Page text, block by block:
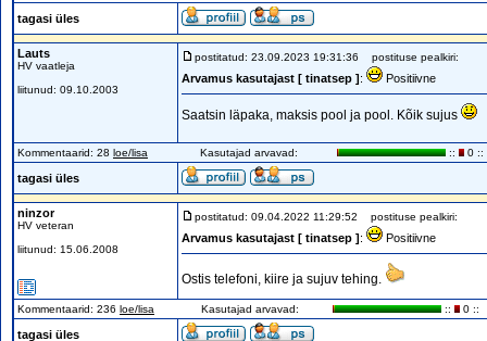
tagasi üles
Lauts
HV vaatleja
liitunud: 09.10.2003
postitatud: 23.09.2023 19:31:36 postituse pealkiri:
Arvamus kasutajast [ tinatsep ]: Positiivne
Saatsin läpaka, maksis pool ja pool. Kõik sujus
Kommentaarid: 28 loe/lisa Kasutajad arvavad: :: 0 ::
tagasi üles
ninzor
HV veteran
liitunud: 15.06.2008
postitatud: 09.04.2022 11:29:52 postituse pealkiri:
Arvamus kasutajast [ tinatsep ]: Positiivne
Ostis telefoni, kiire ja sujuv tehing.
Kommentaarid: 236 loe/lisa Kasutajad arvavad: :: 0 ::
tagasi üles